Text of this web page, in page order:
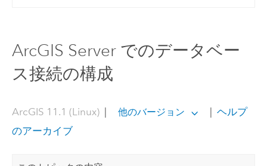
ArcGIS Server でのデータベー
ス接続の構成
ArcGIS 11.1 (Linux)| 他のバージョン | ヘルプ
のアーカイブ